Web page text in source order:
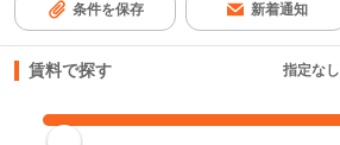
条件を保存 新着通知
賃料で探す 指定なし